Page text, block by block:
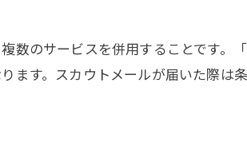
数のサービスを併用することです
ます。スカウトメールが届いた際は